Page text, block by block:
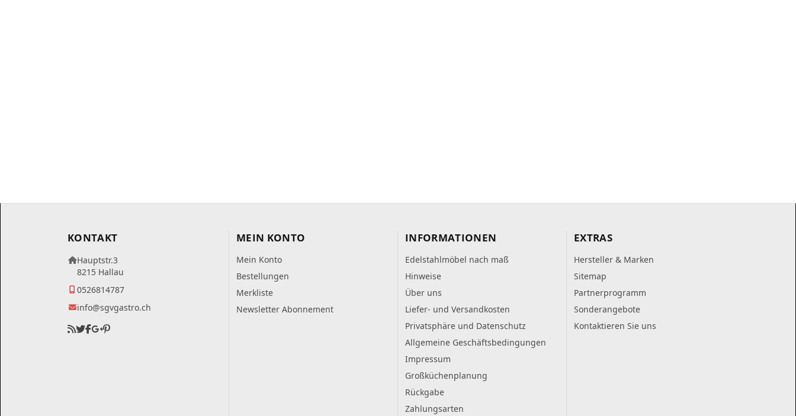
KONTAKT
Hauptstr.3
8215 Hallau
0526814787
info@sgvgastro.ch
MEIN KONTO
Mein Konto
Bestellungen
Merkliste
Newsletter Abonnement
INFORMATIONEN
Edelstahlmöbel nach maß
Hinweise
Über uns
Liefer- und Versandkosten
Privatsphäre und Datenschutz
Allgemeine Geschäftsbedingungen
Impressum
Großküchenplanung
Rückgabe
Zahlungsarten
EXTRAS
Hersteller & Marken
Sitemap
Partnerprogramm
Sonderangebote
Kontaktieren Sie uns